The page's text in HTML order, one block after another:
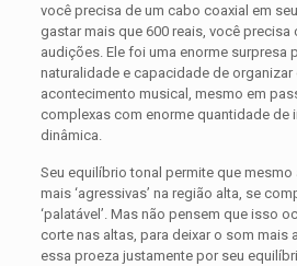
você precisa de um cabo coaxial em
gastar mais que 600 reais, você
audições. Ele foi uma enorme surpresa
naturalidade e capacidade de
acontecimento musical, mesmo em
complexas com enorme quantidade de
dinâmica.
Seu equilíbrio tonal permite que
mais ‘agressivas’ na região alta, se
‘palatável’. Mas não pensem que isso
corte nas altas, para deixar o som mais
essa proeza justamente por seu